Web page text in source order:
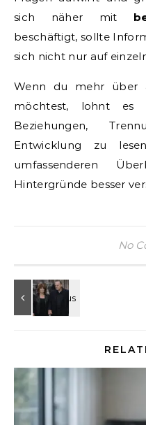
sich näher mit
beschäftigt, sollte
sich nicht nur auf
Wenn du mehr über
möchtest, lohnt es
Beziehungen,
Entwicklung zu
umfassenderen
Hintergründe besser
No